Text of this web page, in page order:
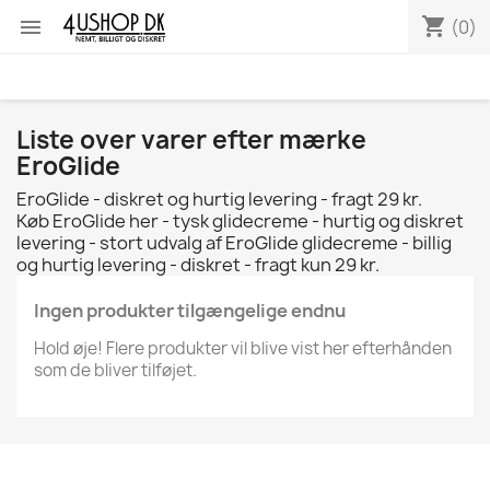
 shopping_cart (0)
Liste over varer efter mærke
EroGlide
EroGlide - diskret og hurtig levering - fragt 29 kr.
Køb EroGlide her - tysk glidecreme - hurtig og diskret
levering - stort udvalg af EroGlide glidecreme - billig
og hurtig levering - diskret - fragt kun 29 kr.
Ingen produkter tilgængelige endnu
Hold øje! Flere produkter vil blive vist her efterhånden
som de bliver tilføjet.